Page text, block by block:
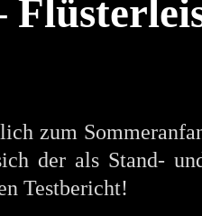
zum
der als Stand-
Testbericht!